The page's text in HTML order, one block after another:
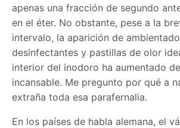
apenas una fracción de segundo
en el éter. No obstante, pese a la
intervalo, la aparición de
desinfectantes y pastillas de olor
interior del inodoro ha aumentado
incansable. Me pregunto por qué a
extraña toda esa parafernalia.
En los países de habla alemana, el